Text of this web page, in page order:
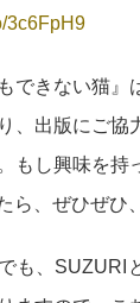
3c6FpH9
できない猫』
、出版にご協
もし興味を持
ら、ぜひぜひ
も、SUZURI